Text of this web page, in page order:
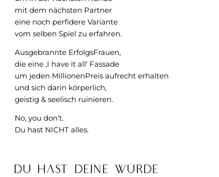
mit dem nächsten Partner
eine noch perfidere Variante
vom selben Spiel zu erfahren.
Ausgebrannte ErfolgsFrauen,
die eine ‚I have it all‘ Fassade
um jeden MillionenPreis aufrecht erhalten
und sich darin körperlich,
geistig & seelisch ruinieren.
No, you don’t.
Du hast NICHT alles.
Du hast Deine Würde